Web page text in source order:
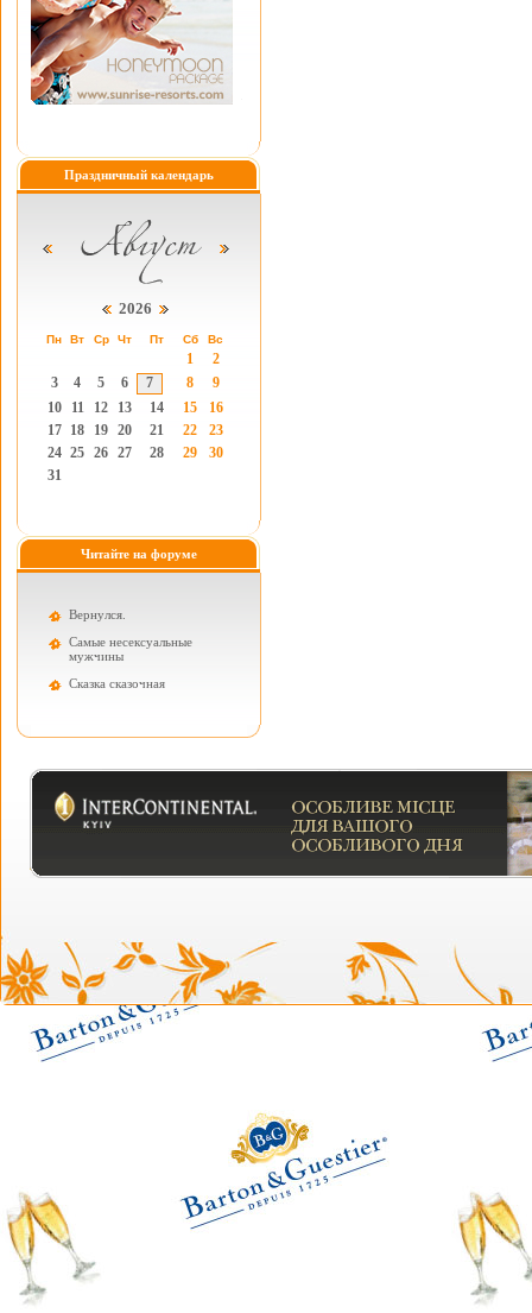
Праздничный календарь
2026
Пн Вт Ср Чт Пт Сб Вс
1
2
3
4 5 6 7 8
9
10
11 12 13 14 15
16
17
18 19 20 21 22
23
24 25 26 27 28 29
30
31
Читайте на форуме
Вернулся.
Самые несексуальные
мужчины
Cказка сказочная